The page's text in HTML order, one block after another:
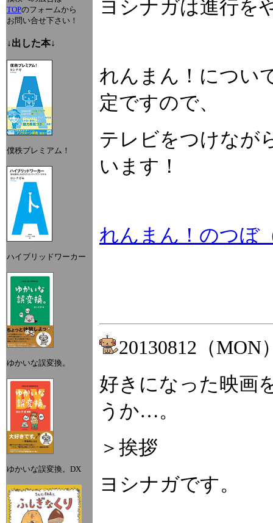
TOPのフォームから
お問い合せ下さい！
↓出した本↓
僕秩プレミアム！
ハイブリッドワーカー
ゆかいな誤変換。
ゆかいな誤変換。DX
ヨシナガは進行を
れんまん！につい
定ですので、
テレビをつけなが
います！
れんまん！のつぼ
20130812（MON
好きになった映画
うか…。
＞挨拶
ヨシナガです。